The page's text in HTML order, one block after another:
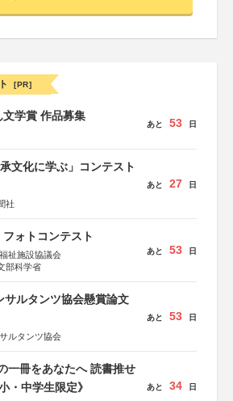
[PR]
学賞 作品募集
あと 53 日
文化に学ぶ」コンテスト
社
あと 27 日
ォトコンテスト
祉施設協議会
部科学省
あと 53 日
サルタンツ協会懸賞論文
ルタンツ協会
あと 53 日
一冊をあなたへ 読書推せ
・中学生限定》
あと 34 日